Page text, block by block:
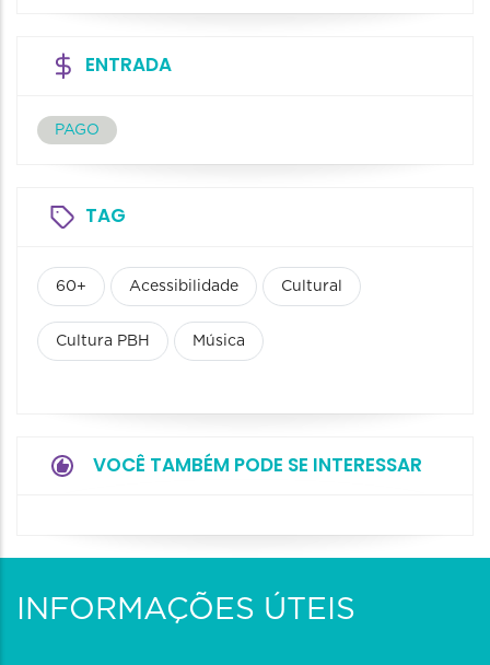
ENTRADA
PAGO
TAG
60+ Acessibilidade Cultural
Cultura PBH Música
VOCÊ TAMBÉM PODE SE INTERESSAR
INFORMAÇÕES ÚTEIS